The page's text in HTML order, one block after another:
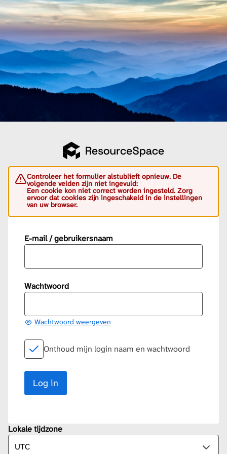
Controleer het formulier alstublieft opnieuw. De
volgende velden zijn niet ingevuld:
Een cookie kon niet correct worden ingesteld. Zorg
ervoor dat cookies zijn ingeschakeld in de instellingen
van uw browser.
E-mail / gebruikersnaam
Wachtwoord
Wachtwoord weergeven
Onthoud mijn login naam en wachtwoord
Lokale tijdzone